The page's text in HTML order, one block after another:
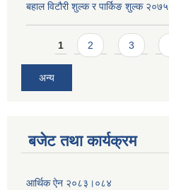
बहाल विटौरी शुल्क र पार्किङ शुल्क २०७५
Pages
1 2 3
अन्य
बजेट तथा कार्यक्रम
आर्थिक ऐन २०८३।०८४